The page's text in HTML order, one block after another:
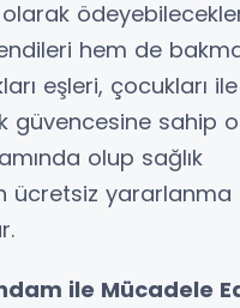
olarak
hem de
eşleri, çocukları
güvencesine sahip
olup sağlık
ücretsiz yararlanma
ile Mücadele